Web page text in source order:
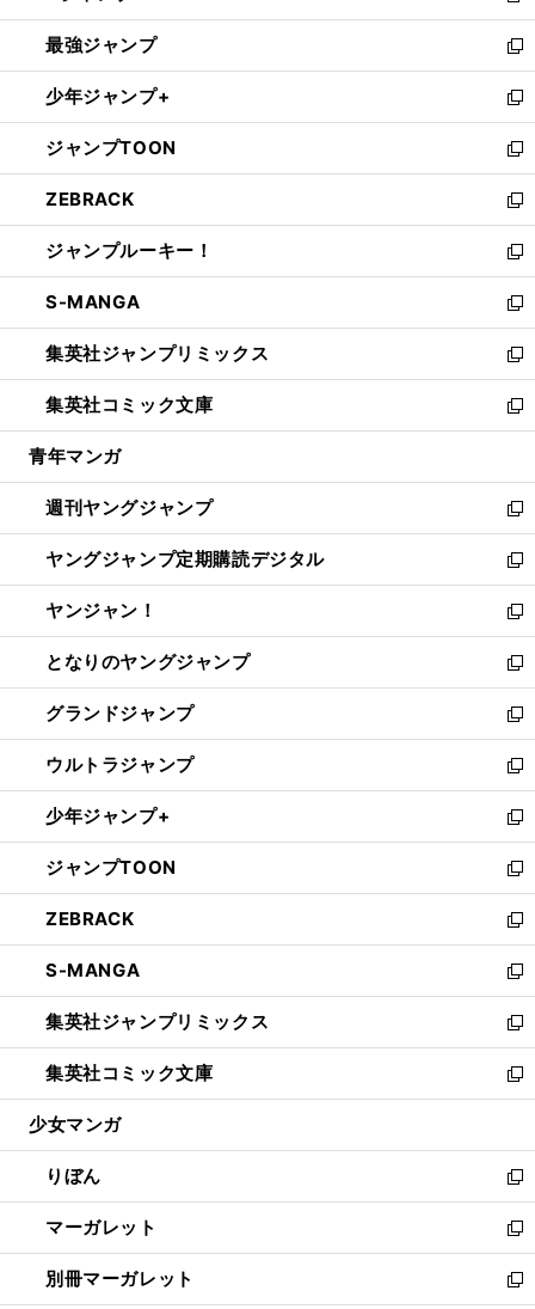
ン
ド
ウ
で
開
く
ウ
ィ
ン
ド
ウ
で
開
く
し
い
ウ
ィ
ン
ド
ウ
で
開
く
最強ジャンプ
新
し
い
ウ
ィ
ン
ド
ウ
で
開
く
少年ジャンプ+
新
し
い
ウ
ィ
ン
ド
ウ
で
開
く
ジャンプTOON
新
し
い
ウ
ィ
ン
ド
ウ
で
開
く
ZEBRACK
新
し
い
ウ
ィ
ン
ド
ウ
で
開
ジャンプルーキー！
新
し
い
ウ
ィ
ン
ド
ウ
開
く
S-MANGA
新
し
い
ウ
ィ
ン
ウ
で
開
く
集英社ジャンプリミックス
新
し
い
ウ
ン
ド
ウ
で
開
く
集英社コミック文庫
新
し
ウ
ィ
ン
ド
ウ
で
開
く
青年マンガ
週刊ヤングジャンプ
新
し
い
ウ
ィ
ン
ド
ウ
で
開
く
ヤングジャンプ定期購読デジタル
新
し
い
ウ
ィ
ン
ド
ウ
で
開
く
ヤンジャン！
新
し
い
ウ
ィ
ン
ド
ウ
で
開
く
となりのヤングジャンプ
新
し
い
ウ
ィ
ン
ド
ウ
で
開
く
グランドジャンプ
新
し
い
ウ
ィ
ン
ド
ウ
で
開
く
ウルトラジャンプ
新
し
い
ウ
ィ
ン
ド
ウ
で
開
く
少年ジャンプ+
新
し
い
ウ
ィ
ン
ド
ウ
で
開
く
ジャンプTOON
新
し
い
ウ
ィ
ン
ド
ウ
で
開
ZEBRACK
新
し
い
ウ
ィ
ン
ド
ウ
開
く
S-MANGA
新
し
い
ウ
ィ
ン
ウ
で
開
く
集英社ジャンプリミックス
新
し
い
ウ
ン
ド
ウ
で
開
く
集英社コミック文庫
新
し
ウ
ィ
ン
ド
ウ
で
開
少女マンガ
りぼん
新
し
い
ウ
ィ
マーガレット
新
し
い
別冊マーガレット
新